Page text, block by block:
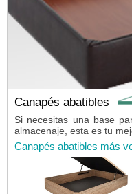
Canapés abatibles
Si necesitas una base
almacenaje, esta es tu
Canapés abatibles más